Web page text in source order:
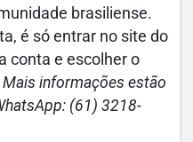
brasiliense.
é só entrar no site do
conta e escolher o
Mais informações estão
(61) 3218-